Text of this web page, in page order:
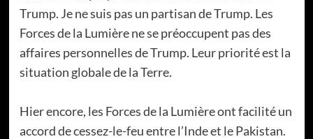
Trump. Je ne suis pas un partisan de Trump. Les
Forces de la Lumière ne se préoccupent pas des
affaires personnelles de Trump. Leur priorité est la
situation globale de la Terre.
Hier encore, les Forces de la Lumière ont facilité un
accord de cessez-le-feu entre l’Inde et le Pakistan.